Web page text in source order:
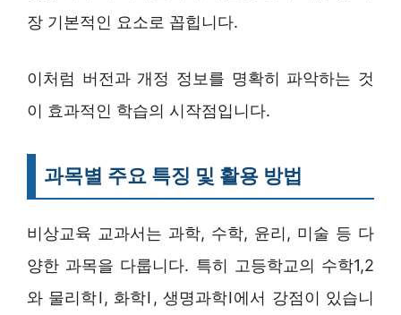
장 기본적인 요소로 꼽힙니다.
이처럼 버전과 개정 정보를 명확히 파악하는 것
이 효과적인 학습의 시작점입니다.
과목별 주요 특징 및 활용 방법
비상교육 교과서는 과학, 수학, 윤리, 미술 등 다
양한 과목을 다룹니다. 특히 고등학교의 수학1,2
와 물리학Ⅰ, 화학Ⅰ, 생명과학Ⅰ에서 강점이 있습니